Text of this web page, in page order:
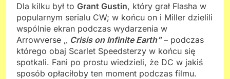
Dla kilku był to Grant Gustin, który grał Flasha w
popularnym serialu CW; w końcu on i Miller dzielili
wspólnie ekran podczas wydarzenia w
Arrowverse „ Crisis on Infinite Earth”– podczas
którego obaj Scarlet Speedsterzy w końcu się
spotkali. Fani po prostu wiedzieli, że DC w jakiś
sposób opłaciłoby ten moment podczas filmu.